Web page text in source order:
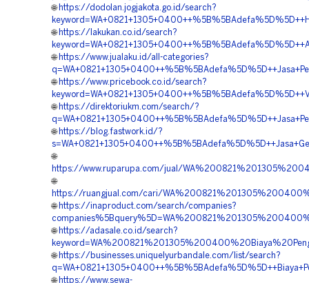
🌐 https://dodolan.jogjakota.go.id/search?
🌐 https://lakukan.co.id/search?
🌐 https://www.jualaku.id/all-categories?
🌐 https://www.pricebook.co.id/search?
🌐 https://direktoriukm.com/search/?
🌐 https://blog.fastwork.id/?
🌐
https://www.ruparupa.com/jual/
🌐
https://ruangjual.com/cari/
🌐 https://inaproduct.com/search/companies?
🌐 https://adasale.co.id/search?
🌐 https://businesses.uniquelyurbandale.com/list/search?
🌐 https://www.sewa-